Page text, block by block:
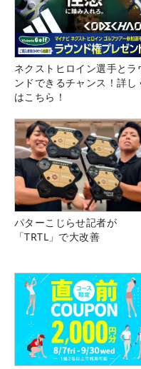
ネクストヒロイン選手とラ
ンドできるチャンス！詳し
はこちら！
パターこじらせ記者が
「TRTL」で大改善